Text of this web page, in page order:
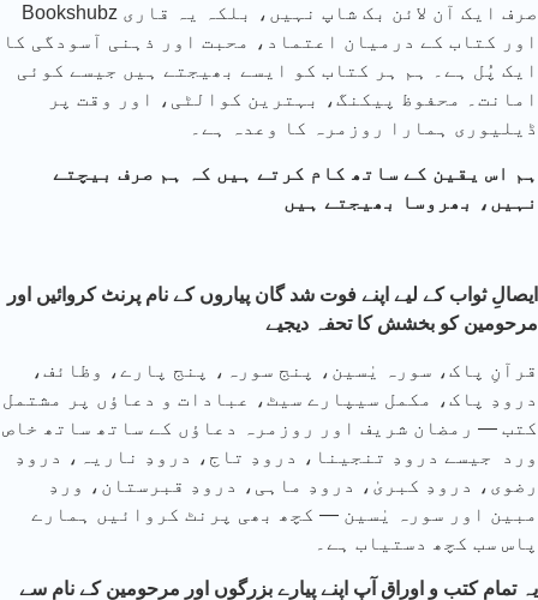
Bookshubz صرف ایک آن لائن بک شاپ نہیں، بلکہ یہ قاری
اور کتاب کے درمیان اعتماد، محبت اور ذہنی آسودگی کا
ایک پُل ہے۔ ہم ہر کتاب کو ایسے بھیجتے ہیں جیسے کوئی
امانت۔ محفوظ پیکنگ، بہترین کوالٹی، اور وقت پر
ڈیلیوری ہمارا روزمرہ کا وعدہ ہے۔
ہم اس یقین کے ساتھ کام کرتے ہیں کہ ہم صرف بیچتے
نہیں، بھروسا بھیجتے ہیں
مرحومین کو بخشش کا تحفہ دیجیے
قرآنِ پاک، سورہ یٰسین، پنج سورہ، پنج پارے، وظائف،
درودِ پاک، مکمل سیپارے سیٹ، عبادات و دعاؤں پر مشتمل
کتب — رمضان شریف اور روزمرہ دعاؤں کے ساتھ ساتھ خاص
ورد جیسے درودِ تنجینا، درودِ تاج، درودِ ناریہ، درودِ
رضوی، درودِ کبریٰ، درودِ ماہی، درودِ قبرستان، وردِ
مبین اور سورہ یٰسین — کچھ بھی پرنٹ کروائیں ہمارے
پاس سب کچھ دستیاب ہے۔
یہ تمام کتب و اوراق آپ اپنے پیارے بزرگوں اور مرحومین کے نام سے